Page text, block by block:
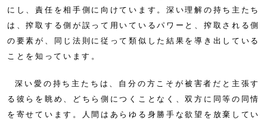
にし、責任を相手側に向けています。深い理解の持ち主たち
は、搾取する側が誤って用いているパワーと、搾取される側
の要素が、同じ法則に従って類似した結果を導き出している
ことを知っています。
深い愛の持ち主たちは、自分の方こそが被害者だと主張す
る彼らを眺め、どちら側につくことなく、双方に同等の同情
を寄せています。人間はあらゆる身勝手な欲望を放棄してい